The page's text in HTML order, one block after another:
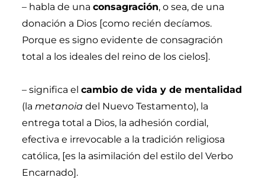
– habla de unaconsagración, o sea, de una
donación a Dios [como recién decíamos.
Porque es signo evidente de consagración
total a los ideales del reino de los cielos].
–significa elcambio de vida y de mentalidad
(la metanoia del Nuevo Testamento), la
entrega total a Dios, la adhesión cordial,
efectiva e irrevocable a la tradición religiosa
católica, [es la asimilación del estilo del Verbo
Encarnado].